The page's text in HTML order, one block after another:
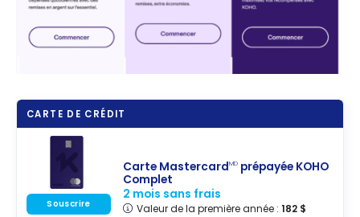
CARTE DE CRÉDIT
Carte MastercardMD prépayée KOHO
Complet
2 mois sans frais
Valeur de la première année : 182 $
Souscrire